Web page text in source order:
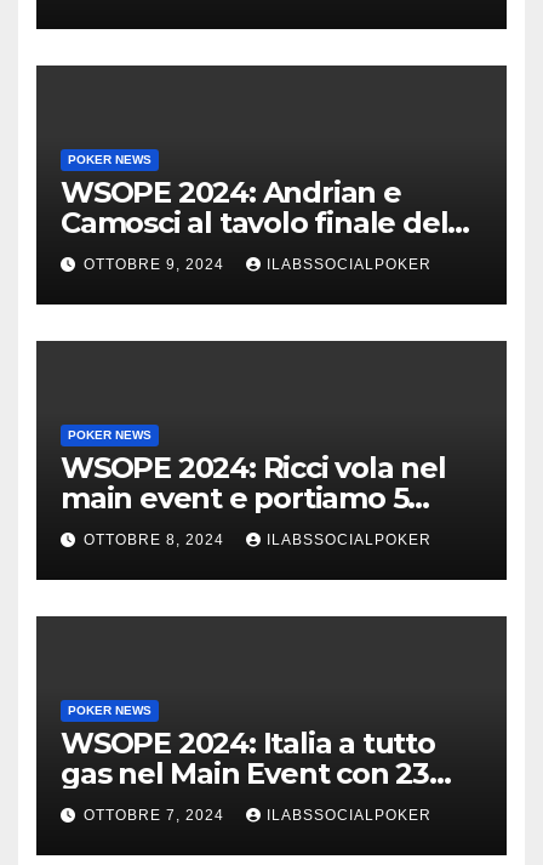
POKER NEWS
WSOPE 2024: Andrian e
Camosci al tavolo finale del
Main, vai Italia!!!
OTTOBRE 9, 2024 ILABSSOCIALPOKER
POKER NEWS
WSOPE 2024: Ricci vola nel
main event e portiamo 5
azzurri al day 4
OTTOBRE 8, 2024 ILABSSOCIALPOKER
POKER NEWS
WSOPE 2024: Italia a tutto
gas nel Main Event con 23
azzurri al day 3
OTTOBRE 7, 2024 ILABSSOCIALPOKER